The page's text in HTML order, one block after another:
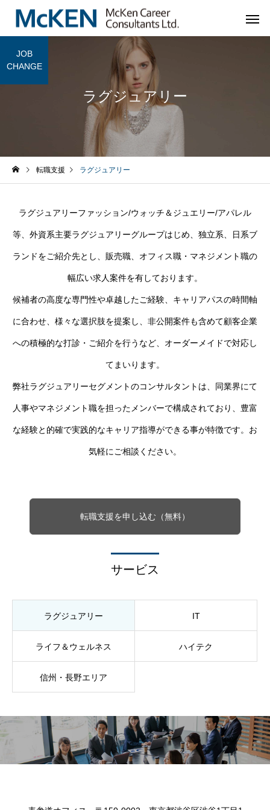
ラグジュアリー
JOB
CHANGE
転職支援 ラグジュアリー
ラグジュアリーファッション/ウォッチ＆ジュエリー/アパレル
等、外資系主要ラグジュアリーグループはじめ、独立系、日系ブ
ランドをご紹介先とし、販売職、オフィス職・マネジメント職の
幅広い求人案件を有しております。
候補者の高度な専門性や卓越したご経験、キャリアパスの時間軸
に合わせ、様々な選択肢を提案し、非公開案件も含めて顧客企業
への積極的な打診・ご紹介を行うなど、オーダーメイドで対応し
てまいります。
弊社ラグジュアリーセグメントのコンサルタントは、同業界にて
人事やマネジメント職を担ったメンバーで構成されており、豊富
な経験と的確で実践的なキャリア指導ができる事が特徴です。お
気軽にご相談ください。
転職支援を申し込む（無料）
サービス
ラグジュアリー IT
ライフ＆ウェルネス ハイテク
信州・長野エリア